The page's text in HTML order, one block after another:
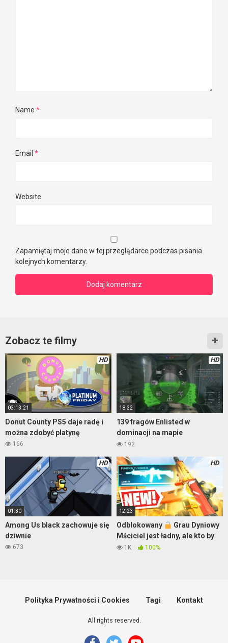
Name *
Email *
Website
Zapamiętaj moje dane w tej przeglądarce podczas pisania
kolejnych komentarzy.
Zobacz te filmy
HD
03:13:21
Donut County PS5 daje radę i
można zdobyć platynę
166
HD
18:32
139 fragów Enlisted w
dominacji na mapie
Pokrovskoe City
192
HD
01:30
Among Us black zachowuje się
dziwnie
673
HD
12:23
Odblokowany
Grau Dyniowy
Mściciel jest ładny, ale kto by
chciał nim grać? – Warzone
1K 100%
Polityka Prywatności i Cookies Tagi Kontakt
All rights reserved.